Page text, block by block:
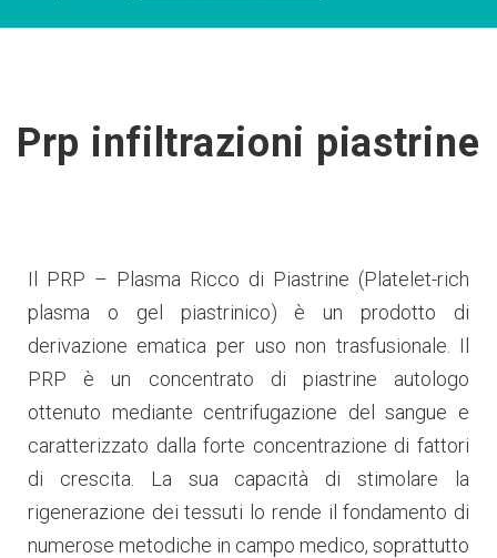
Prp infiltrazioni piastrine
Il PRP – Plasma Ricco di Piastrine (Platelet-rich
plasma o gel piastrinico) è un prodotto di
derivazione ematica per uso non trasfusionale. Il
PRP è un concentrato di piastrine autologo
ottenuto mediante centrifugazione del sangue e
caratterizzato dalla forte concentrazione di fattori
di crescita. La sua capacità di stimolare la
rigenerazione dei tessuti lo rende il fondamento di
numerose metodiche in campo medico, soprattutto